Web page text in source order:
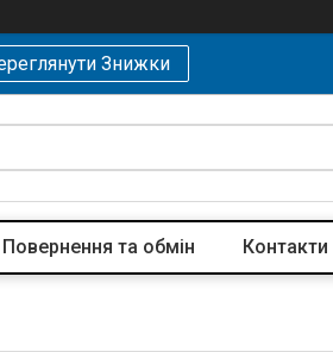
Знижки
Повернення та обмін Контакти